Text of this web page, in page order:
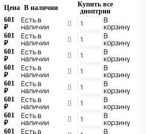
Цена В наличии
Купить все
диоптрии
601
₽
Есть в
наличии
В
корзину
601
₽
Есть в
наличии
В
корзину
601
₽
Есть в
наличии
В
корзину
601
₽
Есть в
наличии
В
корзину
601
₽
Есть в
наличии
В
корзину
601
₽
Есть в
наличии
В
корзину
601
₽
Есть в
наличии
В
корзину
601
Есть в В